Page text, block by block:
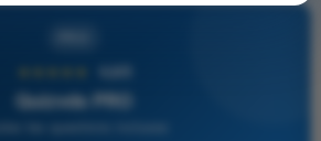
4,6/5
Quizvds PRO